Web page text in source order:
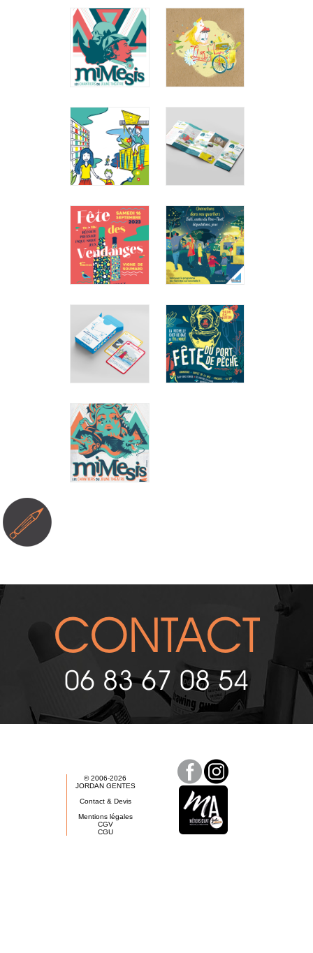
JEAN
D'ANGÉLY
Ville de Saint
Jean d'Angély
Affiche /
Illustration
DE
FESTIVAL
Ville d'Aytré
Illustration
encre et
gouache
MIMESIS
2015
Lycée Léonce
Vieljeux
Print / Affiche
M. PAPA
Monbadon
Illustration
encre et
gouache
- LA
ROCHELLE
Centre socio-
culturel Le
Pertuis
Illustration
encre et
gouache
LOUVOIS
Association
Fort Louvois
Graphisme et
création de
mascotte
VENDANGES
Ville de
Fouras-les-
Bains
Création
affiche
sucette
NOËL 2023
Ville de La
Rochelle
Campagne
affiche
FAMILLES
DES PORTS
ROCHELAIS
La Rochelle
Ports Center
Illustration
cartes à jouer
CONTACT
06 83 67 08 54
© 2006-2026
JORDAN GENTES
Contact & Devis
Mentions légales
CGV
CGU